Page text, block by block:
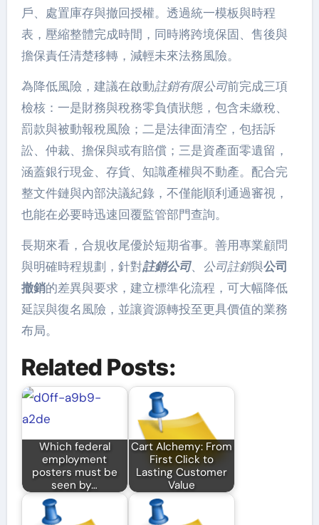
戶、處置庫存與撤回授權。透過統一模板與時程
表，壓縮整體完成時間，同時將跨境保固、售後與
擔保責任清楚移轉，減輕未來法務風險。
為降低風險，建議在啟動註銷有限公司前完成三項
檢核：一是財務與稅務零負債狀態，包含未繳稅、
罰款與被動報稅風險；二是法律面清空，包括訴
訟、仲裁、擔保與或有賠償；三是資產面零遺留，
涵蓋銀行現金、存貨、知識產權與不動產。配合完
整文件鏈與內部決議紀錄，不僅能順利通過審視，
也能在必要時迅速回覆監管部門查詢。
長期來看，合規收尾優於短期省事。善用專業顧問
與明確時程規劃，針對註銷公司、 公司註銷與公司
撤銷的差異與要求，建立標準化流程，可大幅降低
延誤與復名風險，並讓資源轉投至更具價值的業務
布局。
Related Posts:
Which federal
employment
posters must be
seen by…
Cart Alchemy: From
First Click to
Lasting Customer
Value